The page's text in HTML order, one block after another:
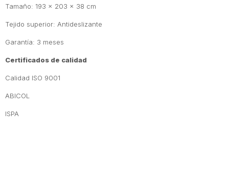
Tamaño: 193 x 203 x 38 cm
Tejido superior: Antideslizante
Garantía: 3 meses
Certificados de calidad
Calidad ISO 9001
ABICOL
ISPA